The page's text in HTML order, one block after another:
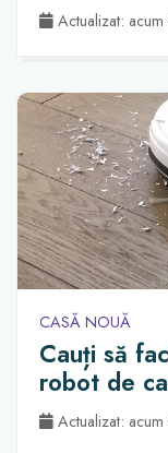
Actualizat:
CASĂ NOUĂ
Cauți să
robot de
Actualizat: